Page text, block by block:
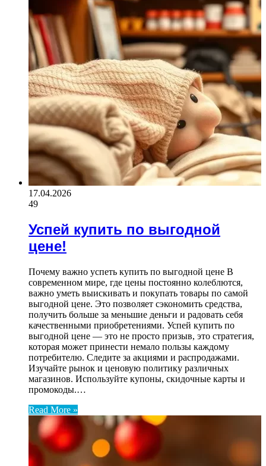
17.04.2026
49
Успей купить по выгодной
цене!
Почему важно успеть купить по выгодной цене В
современном мире, где цены постоянно колеблются,
важно уметь выискивать и покупать товары по самой
выгодной цене. Это позволяет сэкономить средства,
получить больше за меньшие деньги и радовать себя
качественными приобретениями. Успей купить по
выгодной цене — это не просто призыв, это стратегия,
которая может принести немало пользы каждому
потребителю. Следите за акциями и распродажами.
Изучайте рынок и ценовую политику различных
магазинов. Используйте купоны, скидочные карты и
промокоды.…
Read More »